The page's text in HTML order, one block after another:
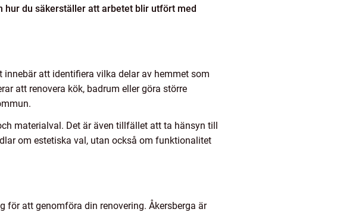
hur du säkerställer att arbetet blir utfört med
att identifiera vilka delar av hemmet som
att renovera kök, badrum eller göra större
materialval. Det är även tillfället att ta hänsyn till
om estetiska val, utan också om funktionalitet
för att genomföra din renovering. Åkersberga är